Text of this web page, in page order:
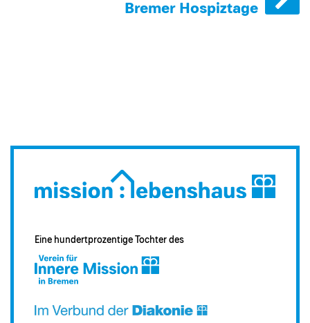
Bremer Hospiztage
Eine hundertprozentige Tochter des